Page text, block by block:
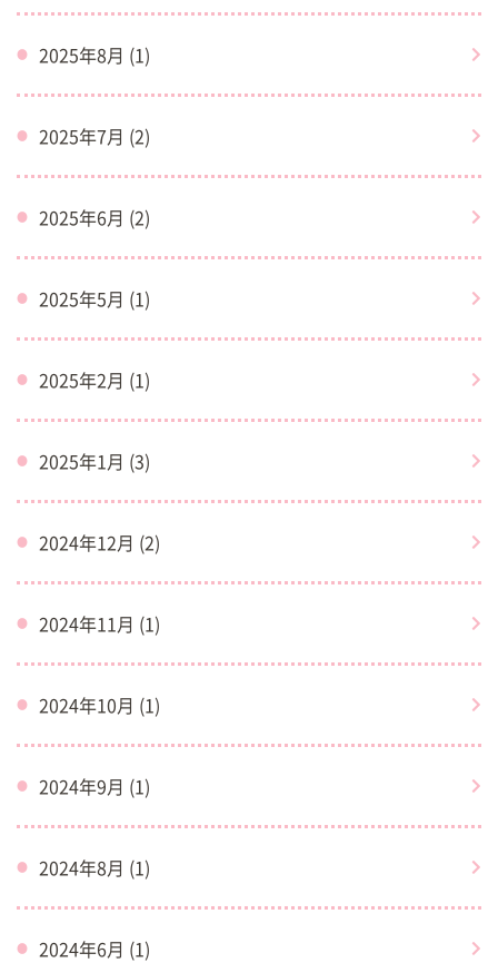
2025年8月 (1)
2025年7月 (2)
2025年6月 (2)
2025年5月 (1)
2025年2月 (1)
2025年1月 (3)
2024年12月 (2)
2024年11月 (1)
2024年10月 (1)
2024年9月 (1)
2024年8月 (1)
2024年6月 (1)